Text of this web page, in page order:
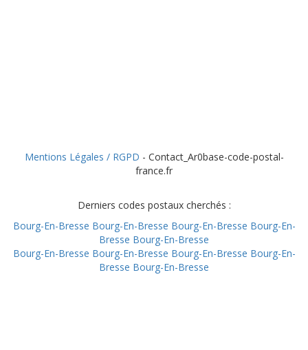
Mentions Légales / RGPD - Contact_Ar0base-code-postal-
france.fr
Derniers codes postaux cherchés :
Bourg-En-Bresse Bourg-En-Bresse Bourg-En-Bresse Bourg-En-
Bresse Bourg-En-Bresse
Bourg-En-Bresse Bourg-En-Bresse Bourg-En-Bresse Bourg-En-
Bresse Bourg-En-Bresse